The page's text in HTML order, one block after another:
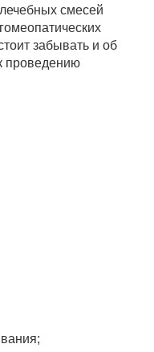
смесей
забывать и об
проведению